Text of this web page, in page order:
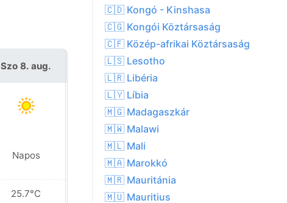
Szo 8. aug.
Napos
25.7°C
V 9. aug.
Napos
25.9°C
🇨🇩 Kongó - Kinshasa
🇨🇬 Kongói Köztársaság
🇨🇫 Közép-afrikai Köztársaság
🇱🇸 Lesotho
🇱🇷 Libéria
🇱🇾 Líbia
🇲🇬 Madagaszkár
🇲🇼 Malawi
🇲🇱 Mali
🇲🇦 Marokkó
🇲🇷 Mauritánia
🇲🇺 Mauritius